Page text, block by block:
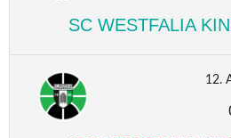
SC WESTFALIA
12.